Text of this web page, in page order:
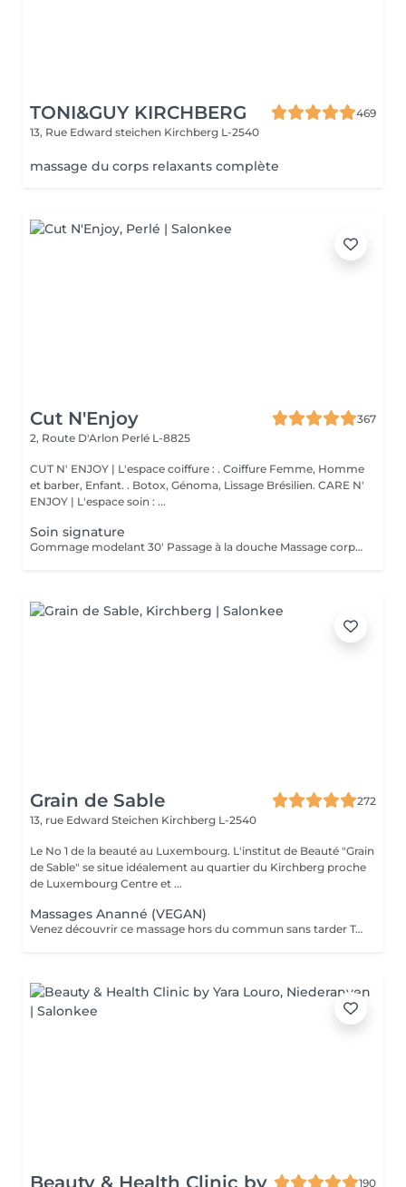
TONI&GUY KIRCHBERG
469
13, Rue Edward steichen Kirchberg L-2540
massage du corps relaxants complète
Cut N'Enjoy
367
2, Route D'Arlon Perlé L-8825
CUT N' ENJOY | L'espace coiffure : . Coiffure Femme, Homme
et barber, Enfant. . Botox, Génoma, Lissage Brésilien. CARE N'
ENJOY | L'espace soin : ...
Soin signature
Gommage modelant 30' Passage à la douche Massage corps complet 45'
Grain de Sable
272
13, rue Edward Steichen Kirchberg L-2540
Le No 1 de la beauté au Luxembourg. L'institut de Beauté "Grain
de Sable" se situe idéalement au quartier du Kirchberg proche
de Luxembourg Centre et ...
Massages Ananné (VEGAN)
Venez découvrir ce massage hors du commun sans tarder Tout d'abord nous utilisons une huile végétale et pure puis nous massons l'ensemble du corps en alternant brosses et pierres. Relaxation assurée ! Le corps est détendu et tonifié.
Beauty & Health Clinic by 190